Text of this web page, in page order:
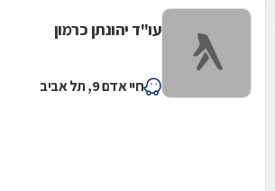
עו"ד יהונתן כרמון
חיי אדם 9, תל אביב